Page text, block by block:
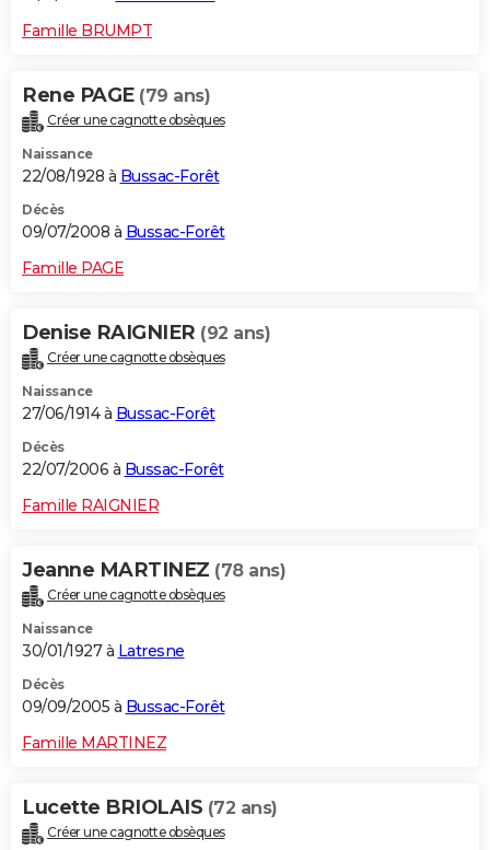
Famille BRUMPT
Rene PAGE (79 ans)
Créer une cagnotte obsèques
Naissance
22/08/1928 à Bussac-Forêt
Décès
09/07/2008 à Bussac-Forêt
Famille PAGE
Denise RAIGNIER (92 ans)
Créer une cagnotte obsèques
Naissance
27/06/1914 à Bussac-Forêt
Décès
22/07/2006 à Bussac-Forêt
Famille RAIGNIER
Jeanne MARTINEZ (78 ans)
Créer une cagnotte obsèques
Naissance
30/01/1927 à Latresne
Décès
09/09/2005 à Bussac-Forêt
Famille MARTINEZ
Lucette BRIOLAIS (72 ans)
Créer une cagnotte obsèques